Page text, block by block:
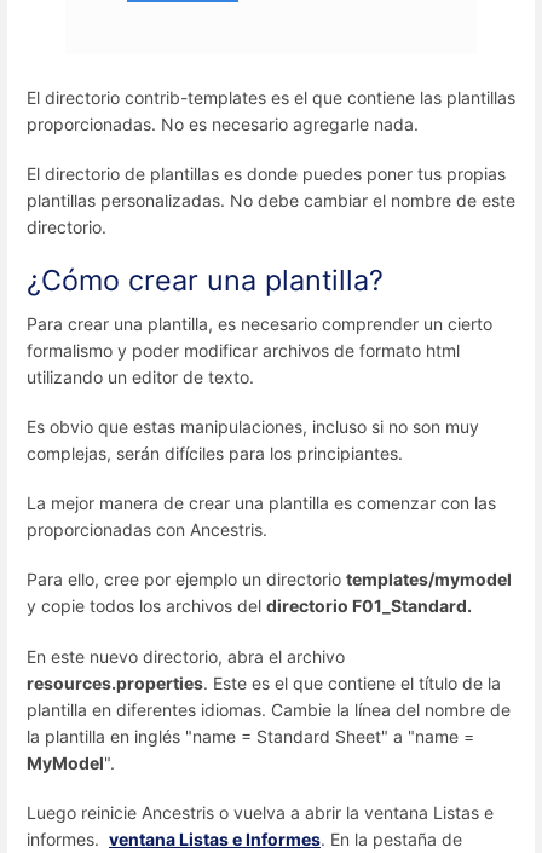
El directorio contrib-templates es el que contiene las plantillas
proporcionadas. No es necesario agregarle nada.
El directorio de plantillas es donde puedes poner tus propias
plantillas personalizadas. No debe cambiar el nombre de este
directorio.
¿Cómo crear una plantilla?
Para crear una plantilla, es necesario comprender un cierto
formalismo y poder modificar archivos de formato html
utilizando un editor de texto.
Es obvio que estas manipulaciones, incluso si no son muy
complejas, serán difíciles para los principiantes.
La mejor manera de crear una plantilla es comenzar con las
proporcionadas con Ancestris.
Para ello, cree por ejemplo un directorio templates/mymodel
y copie todos los archivos del directorio F01_Standard.
En este nuevo directorio, abra el archivo
resources.properties. Este es el que contiene el título de la
plantilla en diferentes idiomas. Cambie la línea del nombre de
la plantilla en inglés "name = Standard Sheet" a "name =
MyModel".
Luego reinicie Ancestris o vuelva a abrir la ventana Listas e
informes. ventana Listas e Informes. En la pestaña de